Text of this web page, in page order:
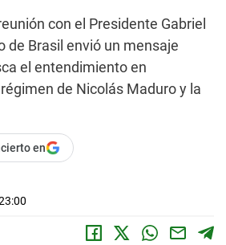
con el Presidente Gabriel
de Brasil envió un mensaje
el entendimiento en
de Nicolás Maduro y la
en